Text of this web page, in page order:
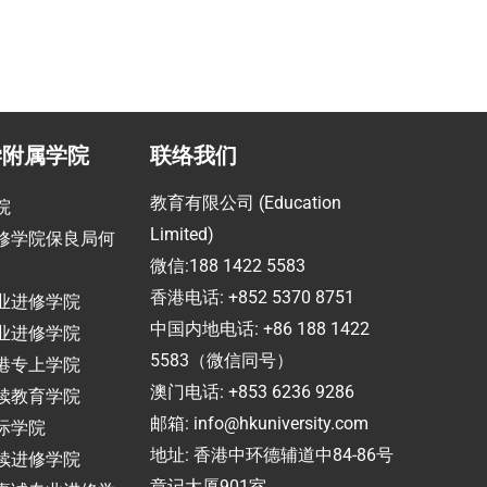
属学院
学院保良局何
进修学院
进修学院
专上学院
教育学院
学院
进修学院
联络我们
教育有限公司 (Education
Limited)
微信:188 1422 5583
香港电话: +852 5370 8751
中国内地电话: +86 188 1422
5583（微信同号）
澳门电话: +853 6236 9286
邮箱: info@hkuniversity.com
地址: 香港中环德辅道中84-86号